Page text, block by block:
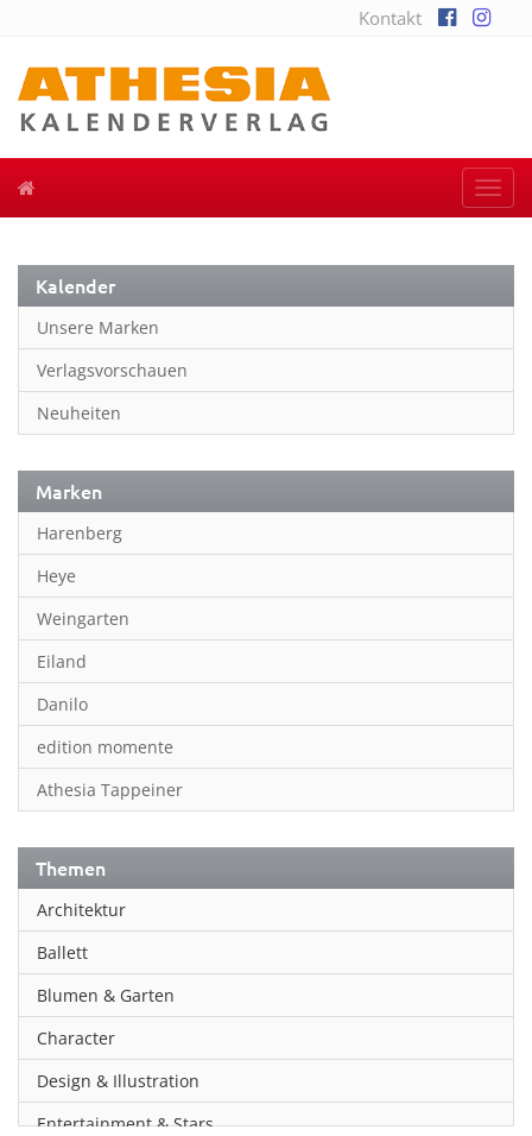
Kontakt
Kalender
Unsere Marken
Verlagsvorschauen
Neuheiten
Marken
Harenberg
Heye
Weingarten
Eiland
Danilo
edition momente
Athesia Tappeiner
Themen
Architektur
Ballett
Blumen & Garten
Character
Design & Illustration
Entertainment & Stars